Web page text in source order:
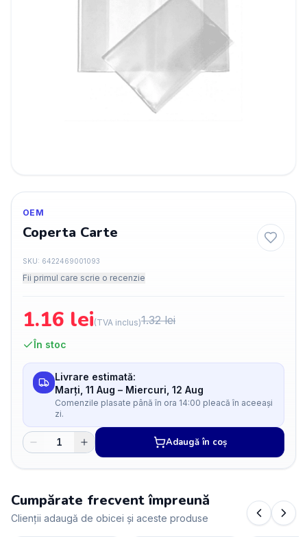
OEM
Coperta Carte
SKU: 6422469001093
Fii primul care scrie o recenzie
1.16 lei(TVA inclus)1.32lei
În stoc
Livrare estimată:
Marți, 11 Aug – Miercuri, 12 Aug
Comenzile plasate până în ora 14:00 pleacă în aceeași
zi.
Adaugă în coș
Cumpărate frecvent împreună
Clienții adaugă de obicei și aceste produse